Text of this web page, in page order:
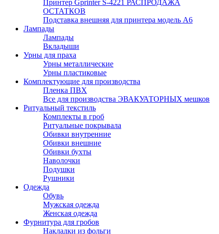
Принтер Gprinter S-4221 РАСПРОДАЖА
ОСТАТКОВ
Подставка внешняя для принтера модель А6
Лампады
Лампады
Вкладыши
Урны для праха
Урны металлические
Урны пластиковые
Комплектующие для производства
Пленка ПВХ
Все для производства ЭВАКУАТОРНЫХ мешков
Ритуальный текстиль
Комплекты в гроб
Ритуальные покрывала
Обивки внутренние
Обивки внешние
Обивки бухты
Наволочки
Подушки
Рушники
Одежда
Обувь
Мужская одежда
Женская одежда
Фурнитура для гробов
Накладки из фольги